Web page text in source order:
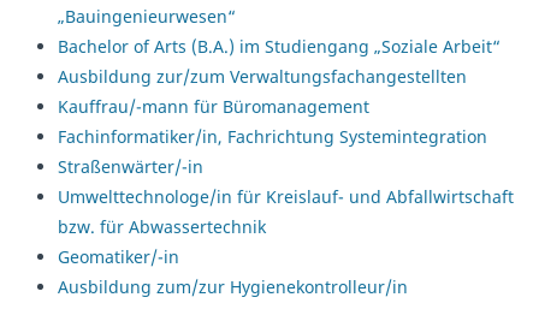
„Bauingenieurwesen“
Bachelor of Arts (B.A.) im Studiengang „Soziale Arbeit“
Ausbildung zur/zum Verwaltungsfachangestellten
Kauffrau/-mann für Büromanagement
Fachinformatiker/in, Fachrichtung Systemintegration
Straßenwärter/-in
Umwelttechnologe/in für Kreislauf- und Abfallwirtschaft
bzw. für Abwassertechnik
Geomatiker/-in
Ausbildung zum/zur Hygienekontrolleur/in